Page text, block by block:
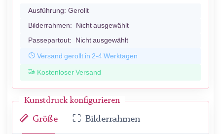
Ausführung: Gerollt
Bilderrahmen: Nicht ausgewählt
Passepartout: Nicht ausgewählt
Versand gerollt in 2-4 Werktagen
Kostenloser Versand
Kunstdruck konfigurieren
Größe Bilderrahmen